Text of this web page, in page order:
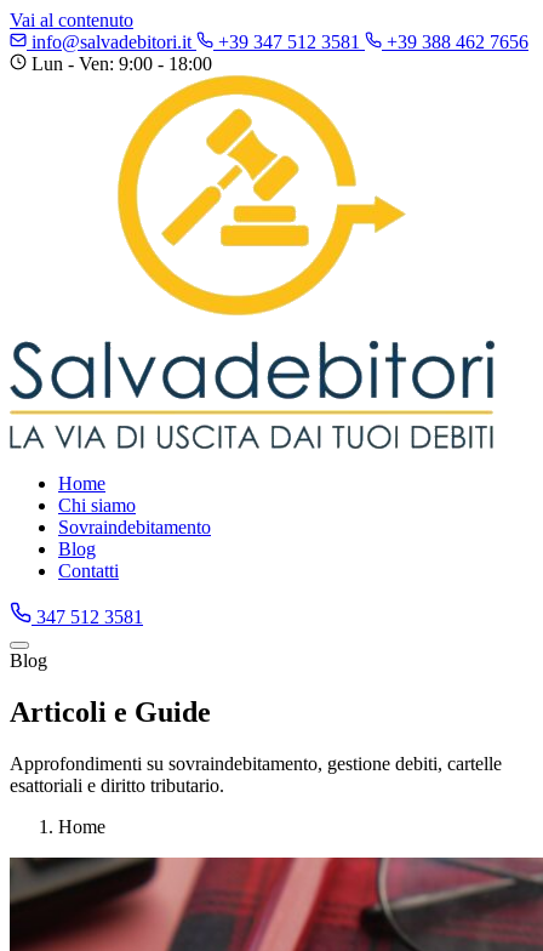
Vai al contenuto
info@salvadebitori.it
+39 347 512 3581
+39 388 462 7656
Lun - Ven: 9:00 - 18:00
Home
Chi siamo
Sovraindebitamento
Blog
Contatti
347 512 3581
Blog
Articoli e Guide
Approfondimenti su sovraindebitamento, gestione debiti, cartelle
esattoriali e diritto tributario.
Home